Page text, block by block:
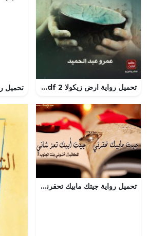
تحميل رواية ارض زيكولا 2 pdf مجانا لعمرو عبد الحميد
تحميل رواية جيتك مابيك تحقرني نوني بنت الجنوب